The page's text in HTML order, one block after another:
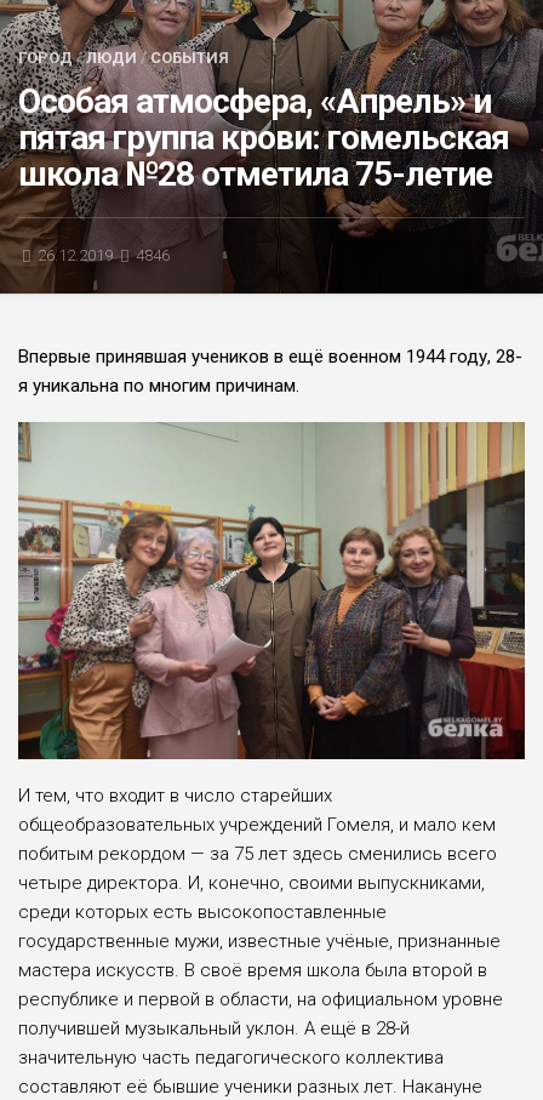
БЛИЦ-ОПРОС
АФИША
ГОРОД/ЛЮДИ /СОБЫТИЯ
Особая атмосфера, «Апрель» и
пятая группа крови: гомельская
школа №28 отметила 75-летие
26.12.2019 4846
Впервые принявшая учеников в ещё военном 1944 году, 28-
я уникальна по многим причинам.
И тем, что входит в число старей­ших
общеобразовательных учреж­дений Гомеля, и мало кем
побитым рекордом — за 75 лет здесь смени­лись всего
четыре директора. И, конечно, своими выпускника­ми,
среди которых есть высоко­поставленные
государственные мужи, известные учёные, признан­ные
мастера искусств. В своё вре­мя школа была второй в
республи­ке и первой в области, на официальном уровне
получившей музыкальный уклон. А ещё в 28-й
значительную часть педагогического коллектива
составляют её бывшие ученики разных лет. Накануне